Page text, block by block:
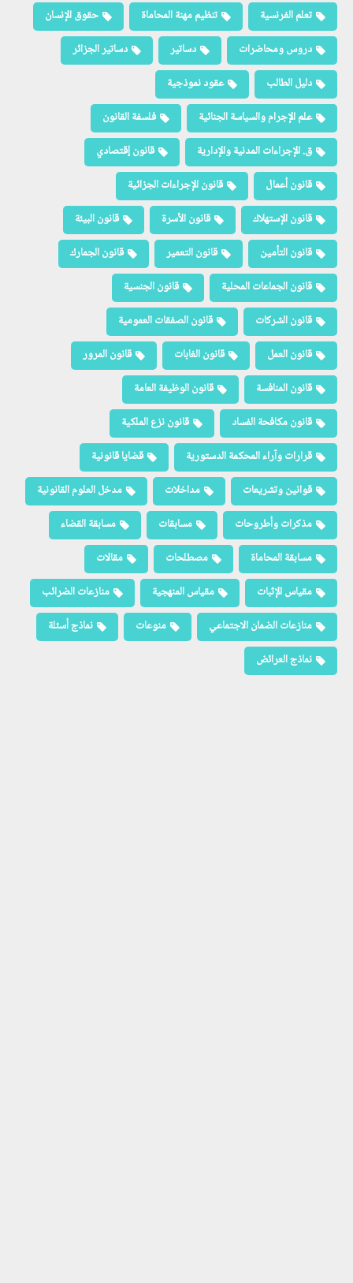
تعلم الفرنسية تنظيم مهنة المحاماة
حقوق الإنسان
دروس ومحاضرات
دساتير
دساتير الجزائر
دليل الطالب
عقود نموذجية
علم الإجرام والسياسة الجنائية
فلسفة القانون
ق. الإجراءات المدنية والإدارية
قانون إقتصادي
قانون أعمال
قانون الإجراءات الجزائية
قانون الإستهلاك
قانون الأسرة
قانون البيئة
قانون التأمين
قانون التعمير
قانون الجمارك
قانون الجماعات المحلية
قانون الجنسية
قانون الشركات
قانون الصفقات العمومية
قانون العمل
قانون الغابات
قانون المرور
قانون المنافسة
قانون الوظيفة العامة
قانون مكافحة الفساد
قانون نزع الملكية
قرارات وآراء المحكمة الدستورية
قضايا قانونية
قوانين وتشريعات
مداخلات
مدخل العلوم القانونية
مذكرات وأطروحات
مسابقات
مسابقة القضاء
مسابقة المحاماة
مصطلحات
مقالات
مقياس الإثبات
مقياس المنهجية
منازعات الضرائب
منازعات الضمان الاجتماعي
منوعات
نماذج أسئلة
نماذج العرائض